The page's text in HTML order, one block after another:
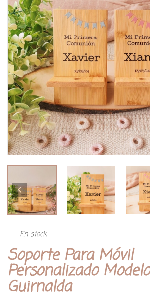
En stock
Soporte Para Móvil
Personalizado Modelo
Guirnalda